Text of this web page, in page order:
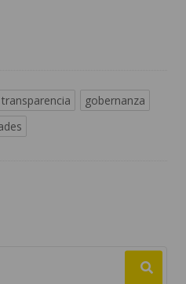
transparencia
gobernanza